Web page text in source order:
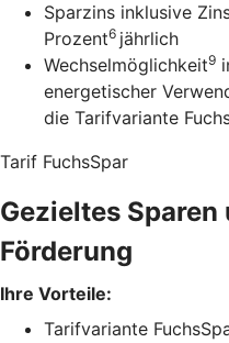
Sparzins inklusive
Prozent6 jährlich
Wechselmöglichkeit9
energetischer
die Tarifvariante
Tarif FuchsSpar
Gezieltes
Förderung
Ihre Vorteile:
Tarifvariante